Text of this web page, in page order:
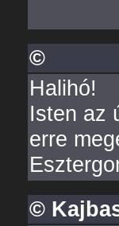
©
Halihó!
Isten az
erre
©